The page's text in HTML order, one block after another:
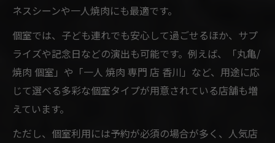
ネスシーンや一人焼肉にも最適です。
個室では、子ども連れでも安心して過ごせるほか、サプ
ライズや記念日などの演出も可能です。例えば、「丸亀/
焼肉 個室」や「一人 焼肉 専門 店 香川」など、用途に応
じて選べる多彩な個室タイプが用意されている店舗も増
えています。
ただし、個室利用には予約が必須の場合が多く、人気店